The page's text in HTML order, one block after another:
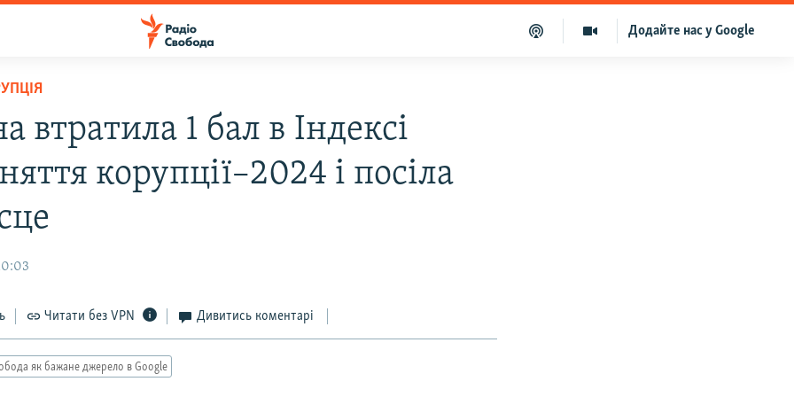
Додайте нас у Google
втратила 1 бал в Індексі
корупції–2024 і посіла
Читати без VPN Дивитись коментарі
як бажане джерело в Google